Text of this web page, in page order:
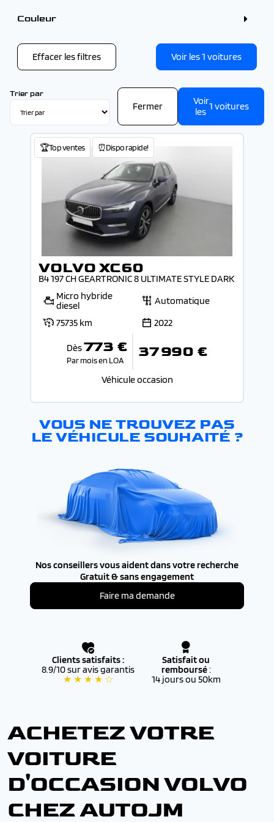
Couleur
Gris (1)
Effacer les filtres
Voir les1 voitures
Trier par
Fermer
Voir
les 1 voitures
🏆Top ventes ⏰Dispo rapide!
VOLVO XC60
B4 197 CH GEARTRONIC 8 ULTIMATE STYLE DARK
Micro hybride
diesel
Automatique
75735 km
2022
Dès773 €
Par mois en LOA 37 990 €
Véhicule occasion
VOUS NE TROUVEZ PAS
LE VÉHICULE SOUHAITÉ ?
Nos conseillers vous aident dans votre recherche
Gratuit & sans engagement
Faire ma demande
Clients satisfaits :
8.9/10 sur avis garantis
★ ★ ★ ★ ☆
Satisfait ou
remboursé:
14 jours ou 50km
ACHETEZ VOTRE
VOITURE
D'OCCASION VOLVO
CHEZ AUTOJM